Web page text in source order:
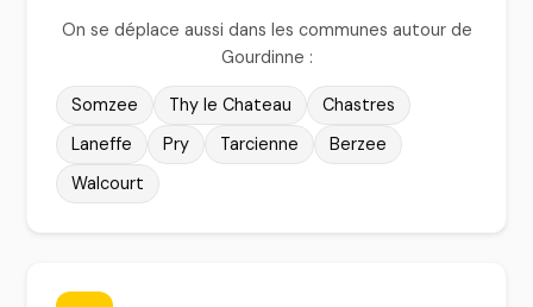
On se déplace aussi dans les communes autour de
Gourdinne :
Somzee Thy le Chateau
Chastres
Laneffe
Pry Tarcienne
Berzee
Walcourt